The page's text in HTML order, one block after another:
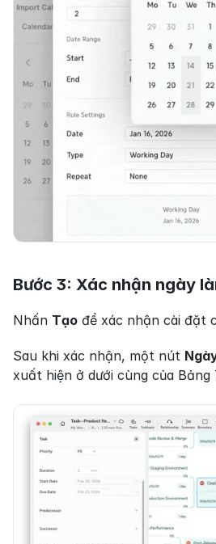
Bước 3: Xác nhận ngày
Nhấn Tạo để xác nhận cài đặt
Sau khi xác nhận, một nút
xuất hiện ở dưới cùng của Bảng